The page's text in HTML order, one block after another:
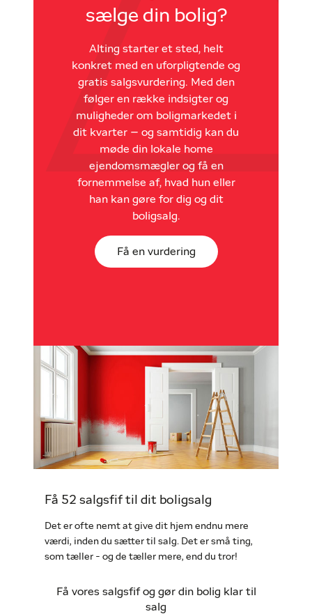
sælge din bolig?
Alting starter et sted, helt
konkret med en uforpligtende og
gratis salgsvurdering. Med den
følger en række indsigter og
muligheder om boligmarkedet i
dit kvarter – og samtidig kan du
møde din lokale home
ejendomsmægler og få en
fornemmelse af, hvad hun eller
han kan gøre for dig og dit
boligsalg.
Få en vurdering
Få 52 salgsfif til dit boligsalg
Det er ofte nemt at give dit hjem endnu mere
værdi, inden du sætter til salg. Det er små ting,
som tæller - og de tæller mere, end du tror!
Få vores salgsfif og gør din bolig klar til
salg